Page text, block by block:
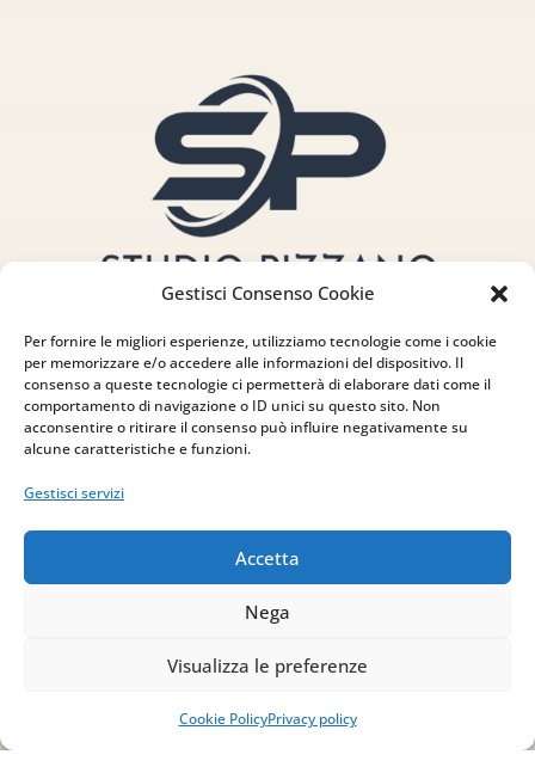
Gestisci Consenso Cookie
Per fornire le migliori esperienze, utilizziamo tecnologie come i cookie
per memorizzare e/o accedere alle informazioni del dispositivo. Il
consenso a queste tecnologie ci permetterà di elaborare dati come il
comportamento di navigazione o ID unici su questo sito. Non
acconsentire o ritirare il consenso può influire negativamente su
alcune caratteristiche e funzioni.
Gestisci servizi
Accetta
Nega
Visualizza le preferenze
Cookie PolicyPrivacy policy
Indirizzo
via Sant’Alessio, 5
83030 Venticano (AV)